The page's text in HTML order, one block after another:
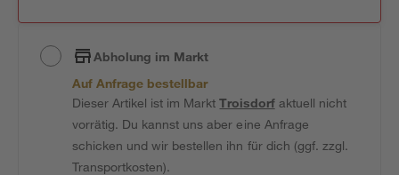
Abholung im Markt
Auf Anfrage bestellbar
Dieser Artikel ist im MarktTroisdorfaktuell nicht
vorrätig. Du kannst uns aber eine Anfrage
schicken und wir bestellen ihn für dich (ggf. zzgl.
Transportkosten).